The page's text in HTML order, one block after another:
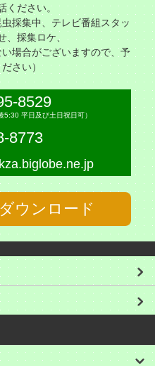
ください。
採集中、テレビ番組スタッ
、採集ロケ、
場合がございますので、予
さい）
8529
5:30 平日及び土日祝日可）
8773
ウンロード